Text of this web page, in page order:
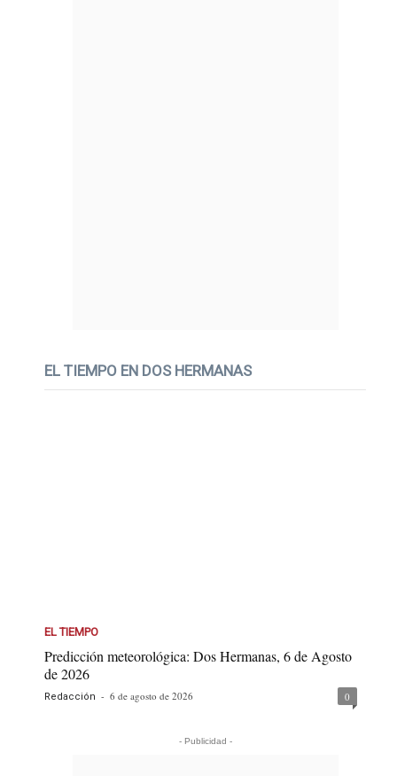
EL TIEMPO EN DOS HERMANAS
EL TIEMPO
Predicción meteorológica: Dos Hermanas, 6 de Agosto
de 2026
Redacción - 6 de agosto de 2026 0
- Publicidad -